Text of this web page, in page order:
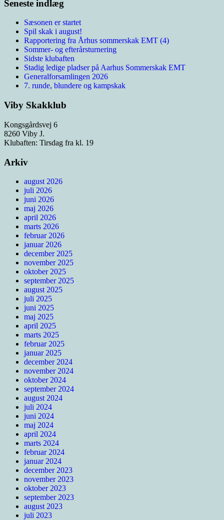
Seneste indlæg
Sæsonen er startet
Spil skak i august!
Rapportering fra Århus sommerskak EMT (4)
Sommer- og efterårsturnering
Sidste klubaften
Stadig ledige pladser på Aarhus Sommerskak EMT
Generalforsamlingen 2026
7. runde, blundere og kampskak
Viby Skakklub
Kongsgårdsvej 6
8260 Viby J.
Klubaften: Tirsdag fra kl. 19
Arkiv
august 2026
juli 2026
juni 2026
maj 2026
april 2026
marts 2026
februar 2026
januar 2026
december 2025
november 2025
oktober 2025
september 2025
august 2025
juli 2025
juni 2025
maj 2025
april 2025
marts 2025
februar 2025
januar 2025
december 2024
november 2024
oktober 2024
september 2024
august 2024
juli 2024
juni 2024
maj 2024
april 2024
marts 2024
februar 2024
januar 2024
december 2023
november 2023
oktober 2023
september 2023
august 2023
juli 2023